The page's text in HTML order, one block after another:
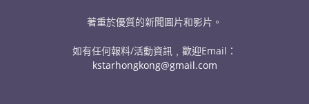
著重於優質的新聞圖片和影片。
如有任何報料/活動資訊﹐歡迎Email：
kstarhongkong@gmail.com